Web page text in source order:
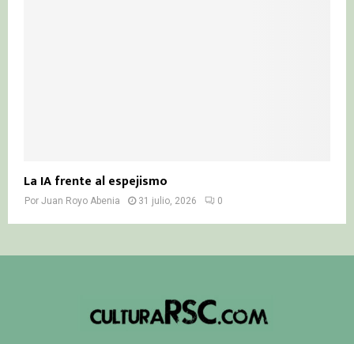
La IA frente al espejismo
Por Juan Royo Abenia 31 julio, 2026 0